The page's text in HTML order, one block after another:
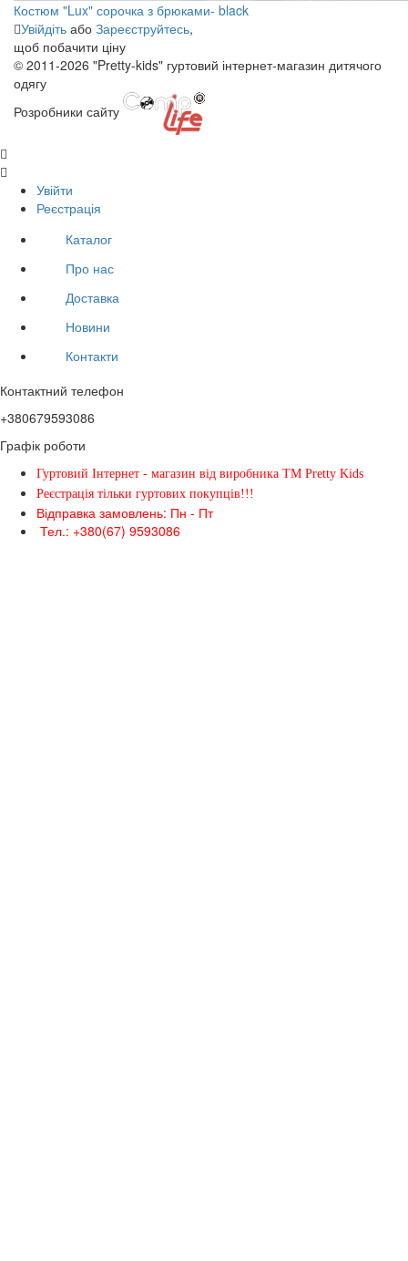
Костюм "Lux" сорочка з брюками- black
Увійдіть або Зареєструйтесь,
щоб побачити ціну
© 2011-2026 "Pretty-kids" гуртовий інтернет-магазин дитячого
одягу
Розробники сайту
Увійти
Реєстрація
Каталог
Про нас
Доставка
Новини
Контакти
Контактний телефон
+380679593086
Графік роботи
Гуртовий Інтернет - магазин від виробника ТМ Pretty Kids
Реєстрація тільки гуртових покупців!!!
Відправка замовлень: Пн - Пт
Тел.: +380(67) 9593086